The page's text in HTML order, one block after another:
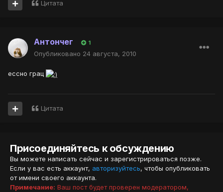
Цитата
Антончег 1
Опубликовано 24 августа, 2010
ессно грац
Цитата
Присоединяйтесь к обсуждению
Вы можете написать сейчас и зарегистрироваться позже.
Если у вас есть аккаунт, авторизуйтесь, чтобы опубликовать
от имени своего аккаунта.
Примечание: Ваш пост будет проверен модератором,